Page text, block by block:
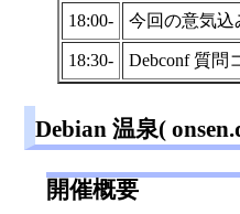
18:00- 今回の意気込
18:30- Debconf 質問
Debian 温泉(
開催概要